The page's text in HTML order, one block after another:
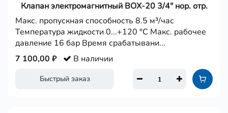
Клапан электромагнитный BОX-20 3/4" нор. отр.
Макс. пропускная способность 8.5 м³/час
Температура жидкости 0...+120 °С Макс. рабочее
давление 16 бар Время срабатывани...
Быстрый заказ
7 100,00 ₽ В наличии